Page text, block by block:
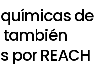
de
por REACH